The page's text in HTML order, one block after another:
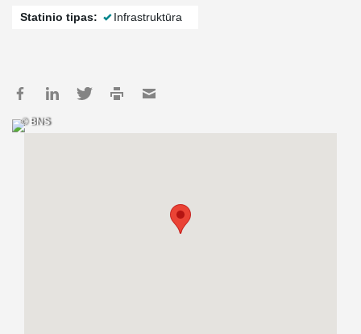
Statinio tipas: Infrastruktūra
© BNS